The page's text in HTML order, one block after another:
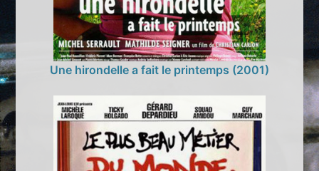
Une hirondelle a fait le printemps (2001)